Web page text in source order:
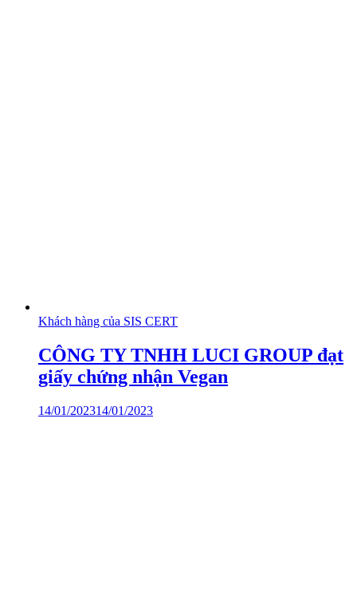
Khách hàng của SIS CERT
CÔNG TY TNHH LUCI GROUP đạt
giấy chứng nhận Vegan
14/01/202314/01/2023